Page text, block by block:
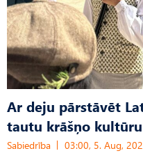
Ar deju pārstāvēt
tautu krāšņo kultūru
Sabiedrība 03:00, 5. Aug,